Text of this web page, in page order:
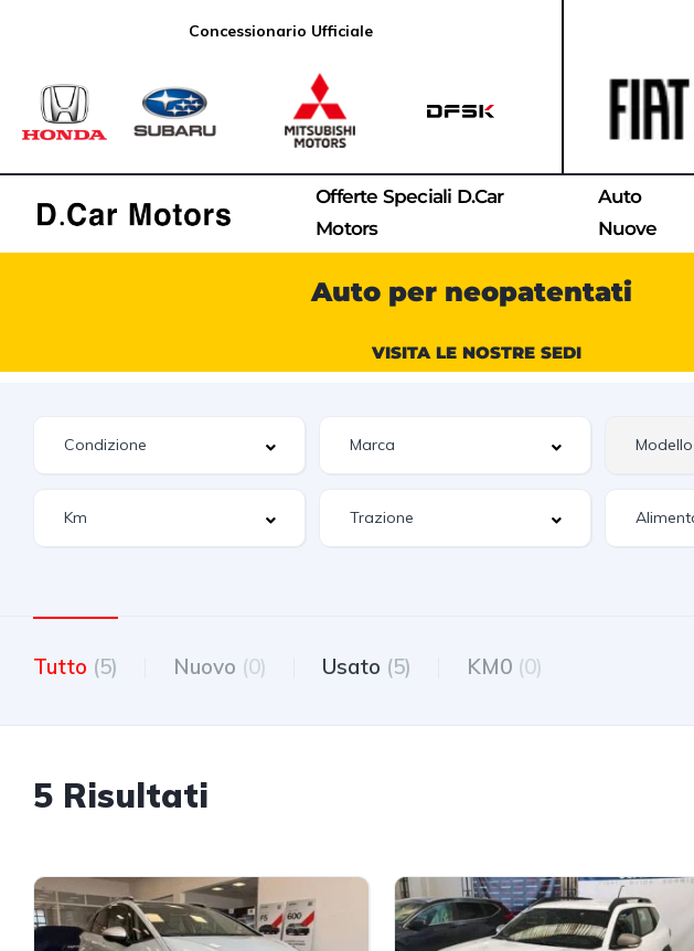
Concessionario Ufficiale
Offerte Speciali D.Car
Motors
Auto
Nuove
Auto per neopatentati
VISITA LE NOSTRE SEDI
Tutto (5) Nuovo (0) Usato (5) KM0 (0)
5 Risultati